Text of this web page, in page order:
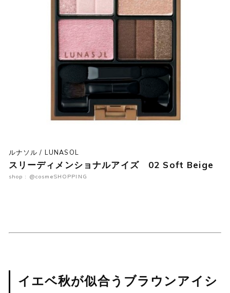
ルナソル / LUNASOL
スリーディメンショナルアイズ 02 Soft Beige
shop : @cosmeSHOPPING
イエベ秋が似合うブラウンアイシ